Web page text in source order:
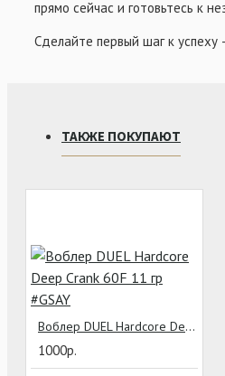
прямо сейчас и готовьтесь к
Сделайте первый шаг к
ТАКЖЕ ПОКУПАЮТ
Воблер DUEL Hardcore Deep Crank 60F 11 гр #GSAY
1000р.